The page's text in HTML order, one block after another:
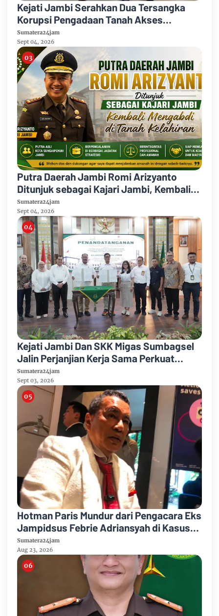
Kejati Jambi Serahkan Dua Tersangka
Korupsi Pengadaan Tanah Akses
Pelabuhan Ujung Jabung Ke Penuntut
Umum
Sumatera24jam
Sept 04, 2026
Putra Daerah Jambi Romi Arizyanto
Ditunjuk sebagai Kajari Jambi, Kembali
Mengabdi di Tanah Kelahiran
Sumatera24jam
Sept 04, 2026
Kejati Jambi Dan SKK Migas Sumbagsel
Jalin Perjanjian Kerja Sama Perkuat
Kepastian Hukum
Sumatera24jam
Sept 03, 2026
Hotman Paris Mundur dari Pengacara Eks
Jampidsus Febrie Adriansyah di Kasus
Korupsi dan TPPU
Sumatera24jam
Aug 23, 2026